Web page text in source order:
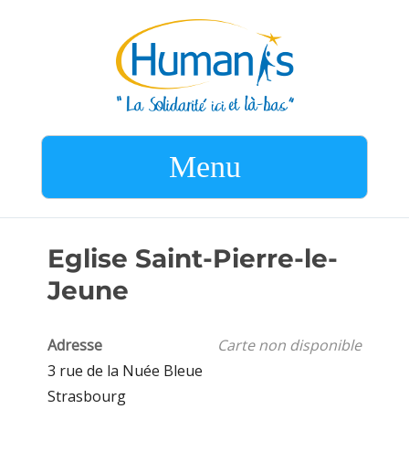
Menu
Eglise Saint-Pierre-le-
Jeune
Carte non disponible
Adresse
3 rue de la Nuée Bleue
Strasbourg